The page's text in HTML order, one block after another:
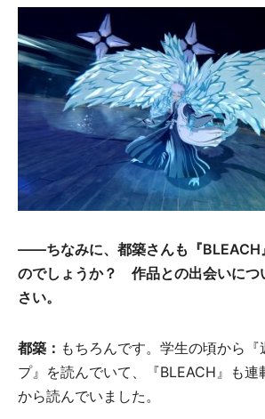
――ちなみに、都築さんも『BLEACH
のでしょうか？ 作品との出会いにつ
さい。
都築： もちろんです。学生の頃から
プ』を読んでいて、『BLEACH』も連
から読んでいました。